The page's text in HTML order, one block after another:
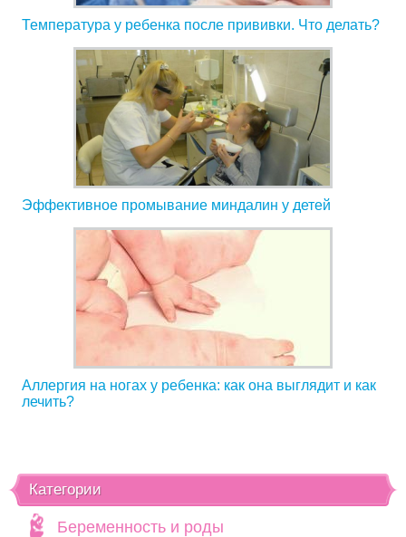
Температура у ребенка после прививки. Что делать?
Эффективное промывание миндалин у детей
Аллергия на ногах у ребенка: как она выглядит и как
лечить?
Категории
Беременность и роды